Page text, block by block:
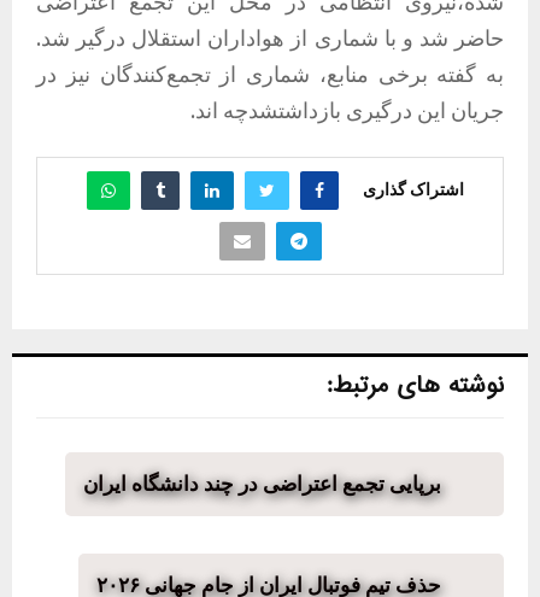
حاضر شد و با شماری از هواداران استقلال درگیر شد.
به گفته برخی منابع، شماری از تجمع‌کنندگان نیز در
جریان این درگیری بازداشتشدچه اند.
اشتراک گذاری
نوشته های مرتبط:
برپایی تجمع اعتراضی در چند دانشگاه ایران
حذف تیم فوتبال ایران از جام جهانی ۲۰۲۶